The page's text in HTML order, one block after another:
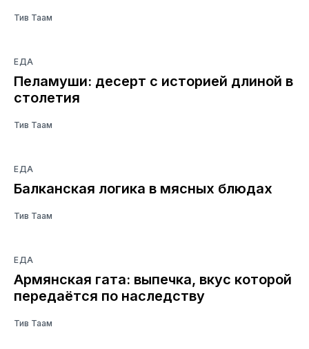
Тив Таам
ЕДА
Пеламуши: десерт с историей длиной в
столетия
Тив Таам
ЕДА
Балканская логика в мясных блюдах
Тив Таам
ЕДА
Армянская гата: выпечка, вкус которой
передаётся по наследству
Тив Таам